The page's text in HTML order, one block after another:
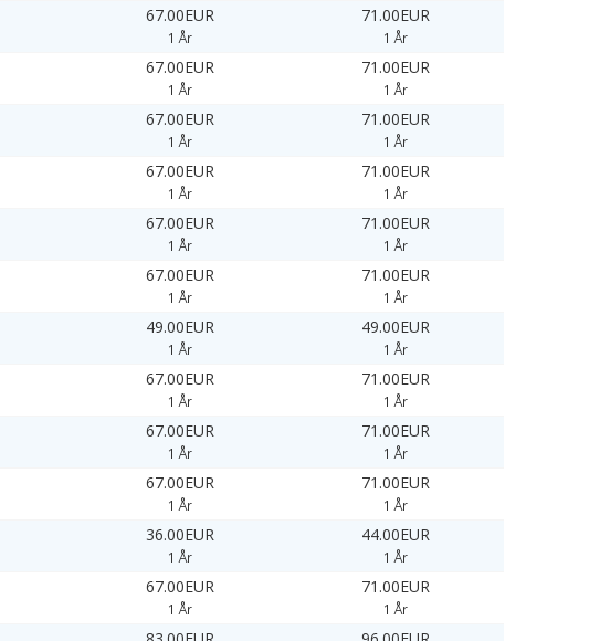
67.00EUR
1 År
71.00EUR
1 År
67.00EUR
1 År
71.00EUR
1 År
67.00EUR
1 År
71.00EUR
1 År
67.00EUR
1 År
71.00EUR
1 År
67.00EUR
1 År
71.00EUR
1 År
67.00EUR
1 År
71.00EUR
1 År
49.00EUR
1 År
49.00EUR
1 År
67.00EUR
1 År
71.00EUR
1 År
67.00EUR
1 År
71.00EUR
1 År
67.00EUR
1 År
71.00EUR
1 År
36.00EUR
1 År
44.00EUR
1 År
67.00EUR
1 År
71.00EUR
1 År